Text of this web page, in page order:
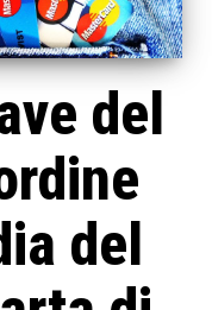
del
del